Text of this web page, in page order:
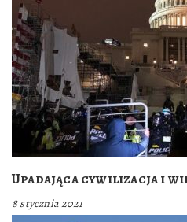
Upadająca cywilizacja i
8 stycznia 2021